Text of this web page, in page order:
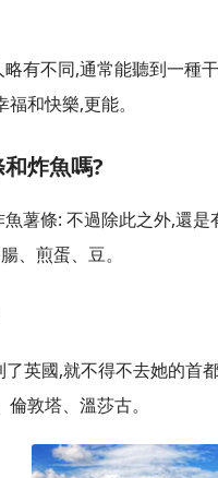
有不同,通常能聽到一種
和快樂,更能。
炸魚嗎?
薯條: 不過除此之外,還
、煎蛋、豆。
英國,就不得不去她的首
敦塔、溫莎古。